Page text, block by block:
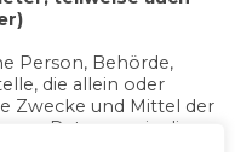
Person, Behörde,
die allein oder
Zwecke und Mittel der
Daten sowie die